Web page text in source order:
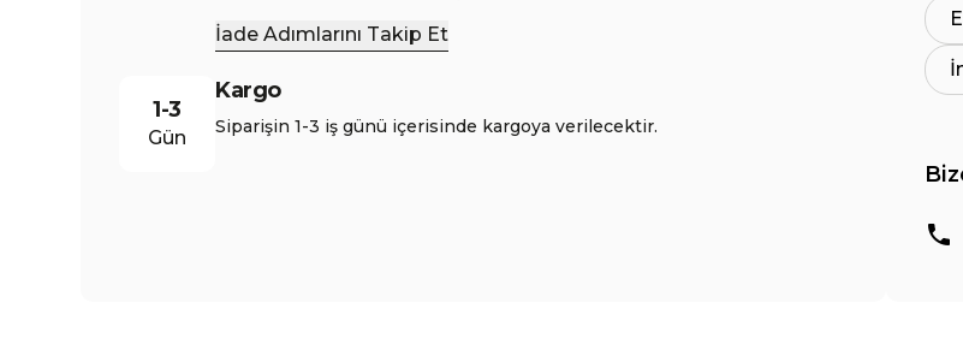
İade Adımlarını Takip Et
1-3
Gün
Kargo
Siparişin 1-3 iş günü içerisinde kargoya verilecektir.